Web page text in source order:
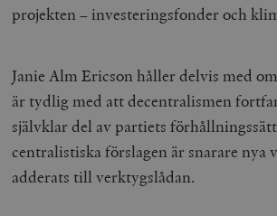
projekten – investeringsfonder och
Janie Alm Ericson håller delvis med
är tydlig med att decentralismen
självklar del av partiets
centralistiska förslagen är snarare nya
adderats till verktygslådan.